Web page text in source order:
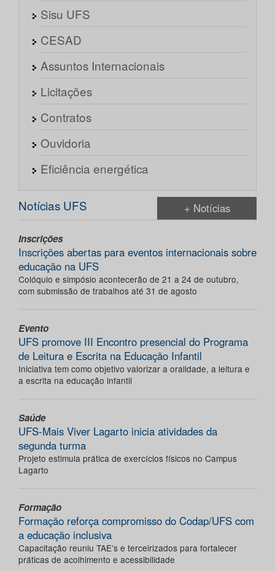
Sisu UFS
CESAD
Assuntos Internacionais
Licitações
Contratos
Ouvidoria
Eficiência energética
Notícias UFS + Notícias
Inscrições
Inscrições abertas para eventos internacionais sobre
educação na UFS
Colóquio e simpósio acontecerão de 21 a 24 de outubro,
com submissão de trabalhos até 31 de agosto
Evento
UFS promove III Encontro presencial do Programa
de Leitura e Escrita na Educação Infantil
Iniciativa tem como objetivo valorizar a oralidade, a leitura e
a escrita na educação infantil
Saúde
UFS-Mais Viver Lagarto inicia atividades da
segunda turma
Projeto estimula prática de exercícios físicos no Campus
Lagarto
Formação
Formação reforça compromisso do Codap/UFS com
a educação inclusiva
Capacitação reuniu TAE’s e terceirizados para fortalecer
práticas de acolhimento e acessibilidade